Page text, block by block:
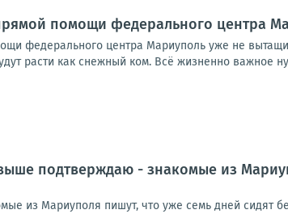
помощи федерального центра
федерального центра Мариуполь уже не
расти как снежный ком. Всё жизненно важное
подтверждаю - знакомые из
из Мариуполя пишут, что уже семь дней сидят